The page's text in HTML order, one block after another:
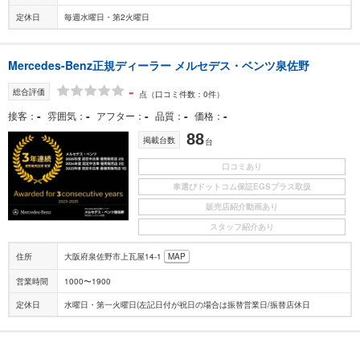
定休日 毎週水曜日・第2火曜日
Mercedes-Benz正規ディーラー メルセデス・ベンツ泉佐野
総合評価 - 点 （口コミ件数：0件）
接客 - 雰囲気 - アフター - 品質 - 価格 -
掲載台数 88台
口コミあり
車選びドットコム保証EGSプラス取扱
販売店紹介動画あり
スタッフ紹介あり
住所 大阪府泉佐野市上瓦屋14-1 MAP
営業時間 1000〜1900
定休日 水曜日・第一火曜日(左記日付が祝日の場合は振替営業日/振替店休日